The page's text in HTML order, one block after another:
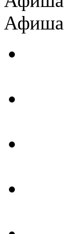
Афиша